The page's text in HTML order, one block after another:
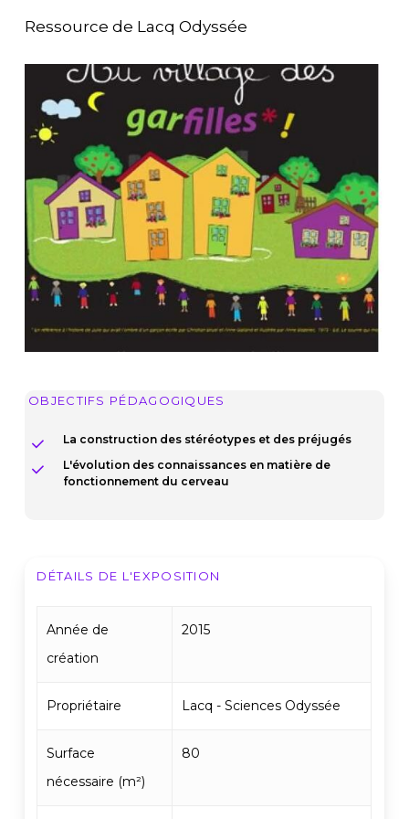
Ressource de Lacq Odyssée
OBJECTIFS PÉDAGOGIQUES
La construction des stéréotypes et des préjugés
L'évolution des connaissances en matière de
fonctionnement du cerveau
DÉTAILS DE L'EXPOSITION
Année de
création
2015
Propriétaire Lacq - Sciences Odyssée
Surface
nécessaire (m²)
80